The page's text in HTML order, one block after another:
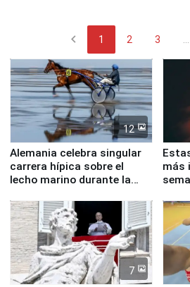
chevron_left 1 2 3
12
Alemania celebra singular
carrera hípica sobre el
lecho marino durante la
más
7